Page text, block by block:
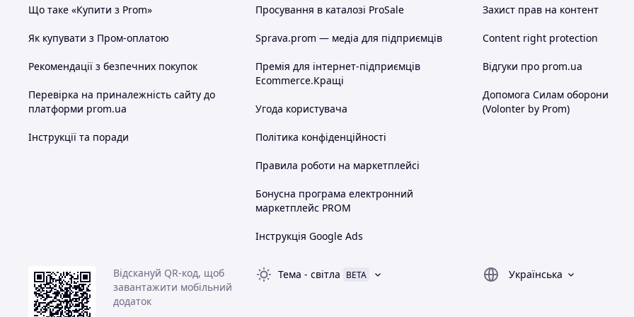
При замовленні потрібно вказати:
Код або повне найменування товару.
Необхідний розмір.
Вибраний перевізник.
Місто.
Номер складу, якщо кілька в місті.
Повну прізвище, ім'я, по батькові, номер мобільного телефону.
=== Оплата. ===
Для будь-якого вибраного Вами перевізника - 100% передоплата. Ви оплачуєте
тільки вартість лоту на картку Приватбанку, я висилаю Вам посилку. При
Тільки для Нової Пошти, Justin та Укрпошти. Післяплата з передоплатою 100
При отриманні Ви оплачуєте послуги перевізника за доставку до Вас + за вартість
лота з вирахуванням 100 гривень + за зворотну пересилку грошей. Якщо посилка
Вас не влаштовує, Ви просто відмовляєтеся від неї, а раніше сплачені 100
гривень йдуть на оплату послуг перевізника з доставки посилки в обидва кінці.
Що таке «Купити з Prom»
Як купувати з Пром-оплатою
Рекомендації з безпечних покупок
Перевірка на приналежність сайту до
платформи prom.ua
Інструкції та поради
Просування в каталозі ProSale
Sprava.prom — медіа для підприємців
Премія для інтернет-підприємців
Ecommerce.Кращі
Угода користувача
Політика конфіденційності
Правила роботи на маркетплейсі
Бонусна програма електронний
маркетплейс PROM
Інструкція Google Ads
Захист прав на контент
Content right protection
Відгуки про prom.ua
Допомога Силам оборони
(Volonter by Prom)
Відскануй QR-код, щоб
завантажити мобільний
додаток
Тема - світла BETA
Українська